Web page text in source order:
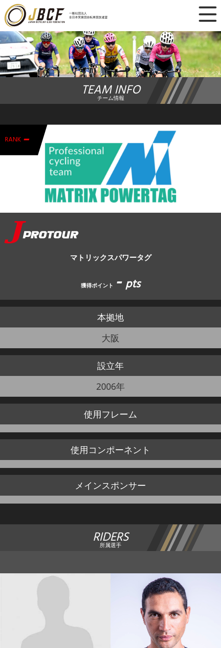
一般社団法人
全日本実業団自転車競技連盟
×
ニュース
レース日程
ランキング
チーム・選手
競技ガイド
加盟・登録
TEAM INFO
チーム情報
RANK -
マトリックスパワータグ
獲得ポイント -pts
本拠地
大阪
設立年
2006年
使用フレーム
使用コンポーネント
メインスポンサー
RIDERS
所属選手